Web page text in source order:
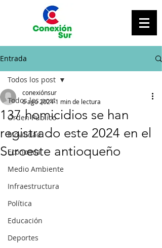
Entrada
Todos los post
Orden Público
Movilidad
Economía
Medio Ambiente
Infraestructura
Política
Educación
Deportes
Todos los post
137 homicidios se han
registrado este 2024 en el
Suroeste antioqueño
conexiónsur
6 ago 20241 min de lectura